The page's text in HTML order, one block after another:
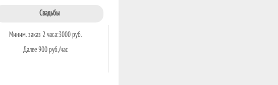
Свадьбы
Миним. заказ 2 часа:3000 руб.
Далее 900 руб./час